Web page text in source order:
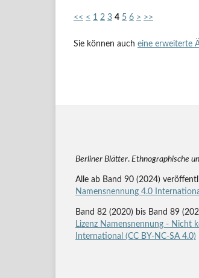
<< < 1 2 3 4 5 6 > >>
Sie können auch eine erweiterte
Berliner Blätter. Ethnographische
Alle ab Band 90 (2024)
Namensnennung 4.0
Band 82 (2020) bis Band 89
Lizenz Namensnennung - Nicht
International (CC BY-NC-SA 4.0)